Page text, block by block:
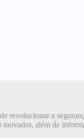
revolucionar a
além de